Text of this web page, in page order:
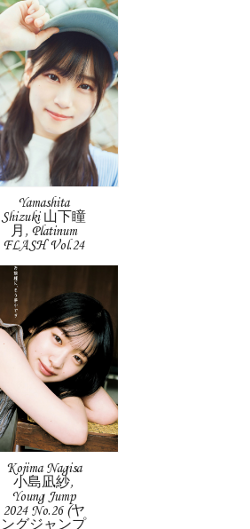
Yamashita
Shizuki 山下瞳
月, Platinum
FLASH Vol.24
Kojima Nagisa
小島凪紗,
Young Jump
2024 No.26 (ヤ
ングジャンプ